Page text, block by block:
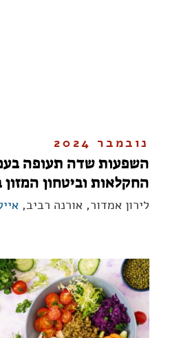
נובמבר 2024
השפעות שדה תעופה
החקלאות וביטחון
לירון אמדור, אורנה רביב,